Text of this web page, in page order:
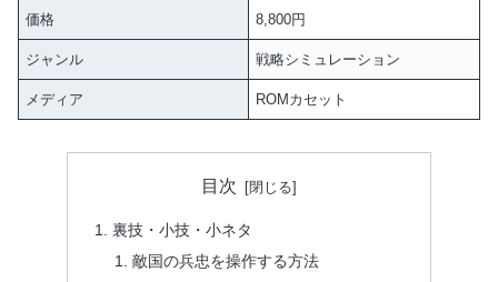
価格 8,800円
ジャンル 戦略シミュレーション
メディア ROMカセット
目次
裏技・小技・小ネタ
敵国の兵忠を操作する方法